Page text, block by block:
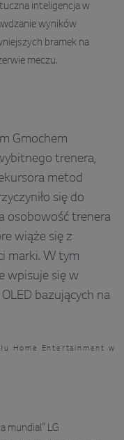
inteligencja w
wyników
bramek na
meczu.
Gmochem
trenera,
metod
się do
osobowość trenera
wiąże się z
marki. W tym
wpisuje się w
bazujących na
Home Entertainment w
mundial” LG